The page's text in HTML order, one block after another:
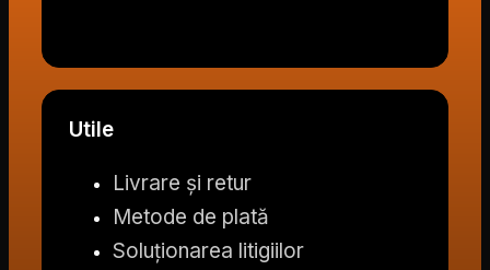
Utile
Livrare și retur
Metode de plată
Soluționarea litigiilor